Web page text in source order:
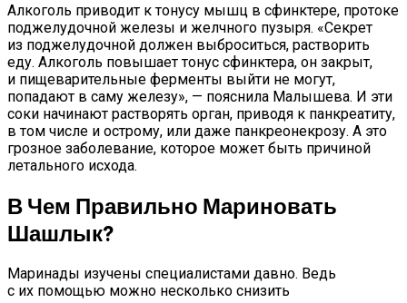
Алкоголь приводит к тонусу мышц в сфинктере, протоке
поджелудочной железы и желчного пузыря. «Секрет
из поджелудочной должен выброситься, растворить
еду. Алкоголь повышает тонус сфинктера, он закрыт,
и пищеварительные ферменты выйти не могут,
попадают в саму железу», — пояснила Малышева. И эти
соки начинают растворять орган, приводя к панкреатиту,
в том числе и острому, или даже панкреонекрозу. А это
грозное заболевание, которое может быть причиной
летального исхода.
В Чем Правильно Мариновать
Шашлык?
Маринады изучены специалистами давно. Ведь
с их помощью можно несколько снизить